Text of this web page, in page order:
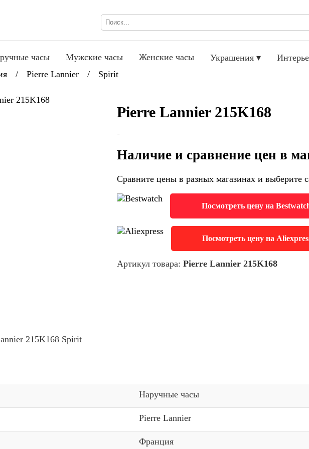
часы Мужские часы Женские часы Украшения ▾
/ Pierre Lannier / Spirit
Pierre Lannier 215K168
Наличие и сравнение цен в
Сравните цены в разных магазинах и выберите
Посмотреть цену на
Посмотреть цену на
Артикул товара: Pierre Lannier 215K168
215K168 Spirit
Наручные часы
Pierre Lannier
Франция